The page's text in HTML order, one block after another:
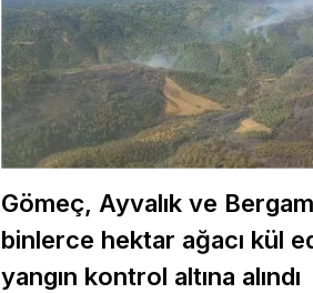
Gömeç, Ayvalık ve
binlerce hektar ağacı kül
yangın kontrol altına alındı